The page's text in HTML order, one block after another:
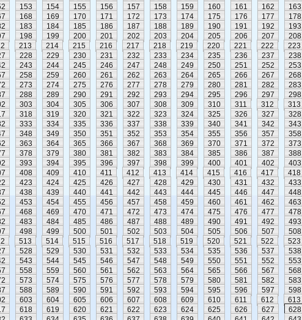
153 154 155 156 157 158 159 160 161 162
163
168 169 170 171 172 173 174 175 176 177
178
183 184 185 186 187 188 189 190 191 192
193
198 199 200 201 202 203 204 205 206 207
208
213 214 215 216 217 218 219 220 221 222
223
228 229 230 231 232 233 234 235 236 237
238
243 244 245 246 247 248 249 250 251 252
253
258 259 260 261 262 263 264 265 266 267
268
273 274 275 276 277 278 279 280 281 282
283
288 289 290 291 292 293 294 295 296 297
298
303 304 305 306 307 308 309 310 311 312
313
318 319 320 321 322 323 324 325 326 327
328
333 334 335 336 337 338 339 340 341 342
343
348 349 350 351 352 353 354 355 356 357
358
363 364 365 366 367 368 369 370 371 372
373
378 379 380 381 382 383 384 385 386 387
388
393 394 395 396 397 398 399 400 401 402
403
408 409 410 411 412 413 414 415 416 417
418
423 424 425 426 427 428 429 430 431 432
433
438 439 440 441 442 443 444 445 446 447
448
453 454 455 456 457 458 459 460 461 462
463
468 469 470 471 472 473 474 475 476 477
478
483 484 485 486 487 488 489 490 491 492
493
498 499 500 501 502 503 504 505 506 507
508
513 514 515 516 517 518 519 520 521 522
523
528 529 530 531 532 533 534 535 536 537
538
543 544 545 546 547 548 549 550 551 552
553
558 559 560 561 562 563 564 565 566 567
568
573 574 575 576 577 578 579 580 581 582
583
588 589 590 591 592 593 594 595 596 597
598
603 604 605 606 607 608 609 610 611 612
613
618 619 620 621 622 623 624 625 626 627
628